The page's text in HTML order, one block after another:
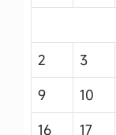
2
3
9
10
16
17